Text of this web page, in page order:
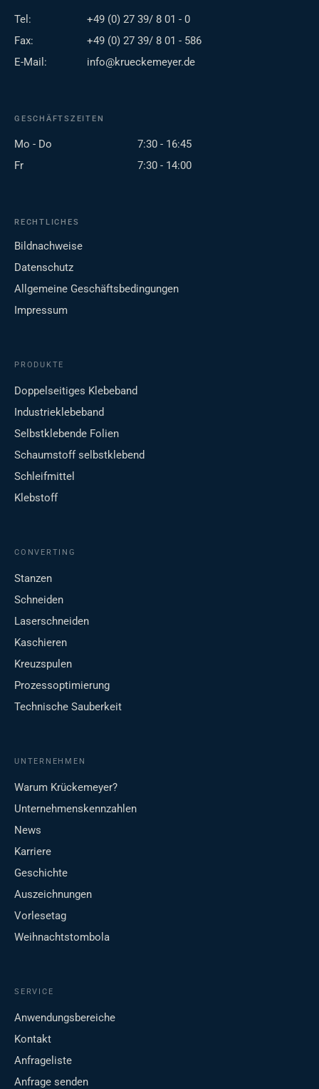
Tel:
+49 (0) 27 39/ 8 01 - 0
Fax:
+49 (0) 27 39/ 8 01 - 586
E-Mail:
info@krueckemeyer.de
GESCHÄFTSZEITEN
Mo - Do
7:30 - 16:45
Fr
7:30 - 14:00
RECHTLICHES
Bildnachweise
Datenschutz
Allgemeine Geschäftsbedingungen
Impressum
PRODUKTE
Doppelseitiges Klebeband
Industrieklebeband
Selbstklebende Folien
Schaumstoff selbstklebend
Schleifmittel
Klebstoff
CONVERTING
Stanzen
Schneiden
Laserschneiden
Kaschieren
Kreuzspulen
Prozessoptimierung
Technische Sauberkeit
UNTERNEHMEN
Warum Krückemeyer?
Unternehmenskennzahlen
News
Karriere
Geschichte
Auszeichnungen
Vorlesetag
Weihnachtstombola
SERVICE
Anwendungsbereiche
Kontakt
Anfrageliste
Anfrage senden